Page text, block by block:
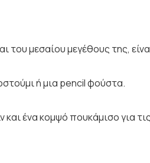
μεσαίου μεγέθους της,
ή μια pencil φούστα.
και ένα κομψό πουκάμισο για